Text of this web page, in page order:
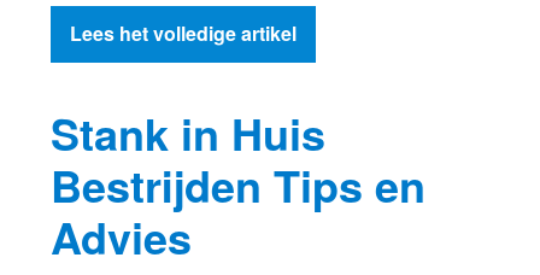
Lees het volledige artikel
Stank in Huis
Bestrijden Tips en
Advies